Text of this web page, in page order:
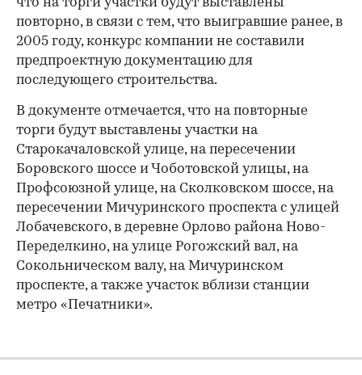
что на торги участки будут выставлены
повторно, в связи с тем, что выигравшие ранее, в
2005 году, конкурс компании не составили
предпроектную документацию для
последующего строительства.
В документе отмечается, что на повторные
торги будут выставлены участки на
Старокачаловской улице, на пересечении
Боровского шоссе и Чоботовской улицы, на
Профсоюзной улице, на Сколковском шоссе, на
пересечении Мичуринского проспекта с улицей
Лобачевского, в деревне Орлово района Ново-
Переделкино, на улице Рогожский вал, на
Сокольническом валу, на Мичуринском
проспекте, а также участок вблизи станции
метро «Печатники».